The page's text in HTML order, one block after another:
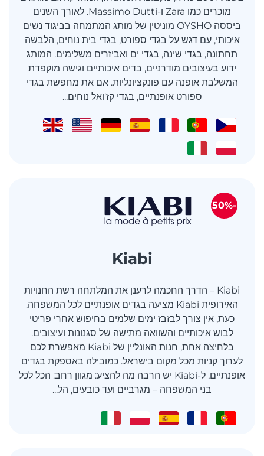
מוכרים כמו Zara ו-Massimo Dutti. לאורך השנים
ביססה OYSHO מוניטין של מותג המתמחה בביגוד נשים
איכותי, עם דגש על בגדי ספורט, בגדי בית נוחים, הלבשה
תחתונה, בגדי שינה, בגדי ים ואביזרים משלימים. המותג
ידוע בעיצובים מודרניים, בדים איכותיים וגישה מוקפדת
המשלבת אופנה עם פונקציונליות. אם את מחפשת בגדי
ספורט אופנתיים, בגדי קז'ואל נוחים...
Kiabi
Kiabi – הדרך החכמה לרענן את המלתחה רשת החנויות
האירופית Kiabi מציעה בגדים אופנתיים לכל המשפחה.
כעת, אין צורך לבזבז ימים שלמים בחיפוש אחרי פריטי
לבוש איכותיים והשוואה מתישה של סגנונות ועיצובים.
בלחיצה אחת, חנות האונליין של Kiabi מאפשרת לכם
לערוך קניות מכל מקום בישראל. כמובילה באספקת בגדים
אופנתיים, ל-Kiabi יש הרבה מה להציע: מגוון רחב: הכל לכל
בני המשפחה – מגרביים ועד כובעים, הל...
-50%